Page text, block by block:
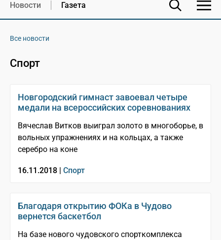
Новости Газета
Все новости
Спорт
Новгородский гимнаст завоевал четыре
медали на всероссийских соревнованиях
Вячеслав Витков выиграл золото в многоборье, в
вольных упражнениях и на кольцах, а также
серебро на коне
16.11.2018 | Спорт
Благодаря открытию ФОКа в Чудово
вернется баскетбол
На базе нового чудовского спорткомплекса